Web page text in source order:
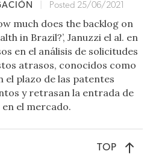
Posted 25/06/2021
much does the backlog on
in Brazil?’, Januzzi el al. en
en el análisis de solicitudes
atrasos, conocidos como
el plazo de las patentes
y retrasan la entrada de
el mercado.
TOP